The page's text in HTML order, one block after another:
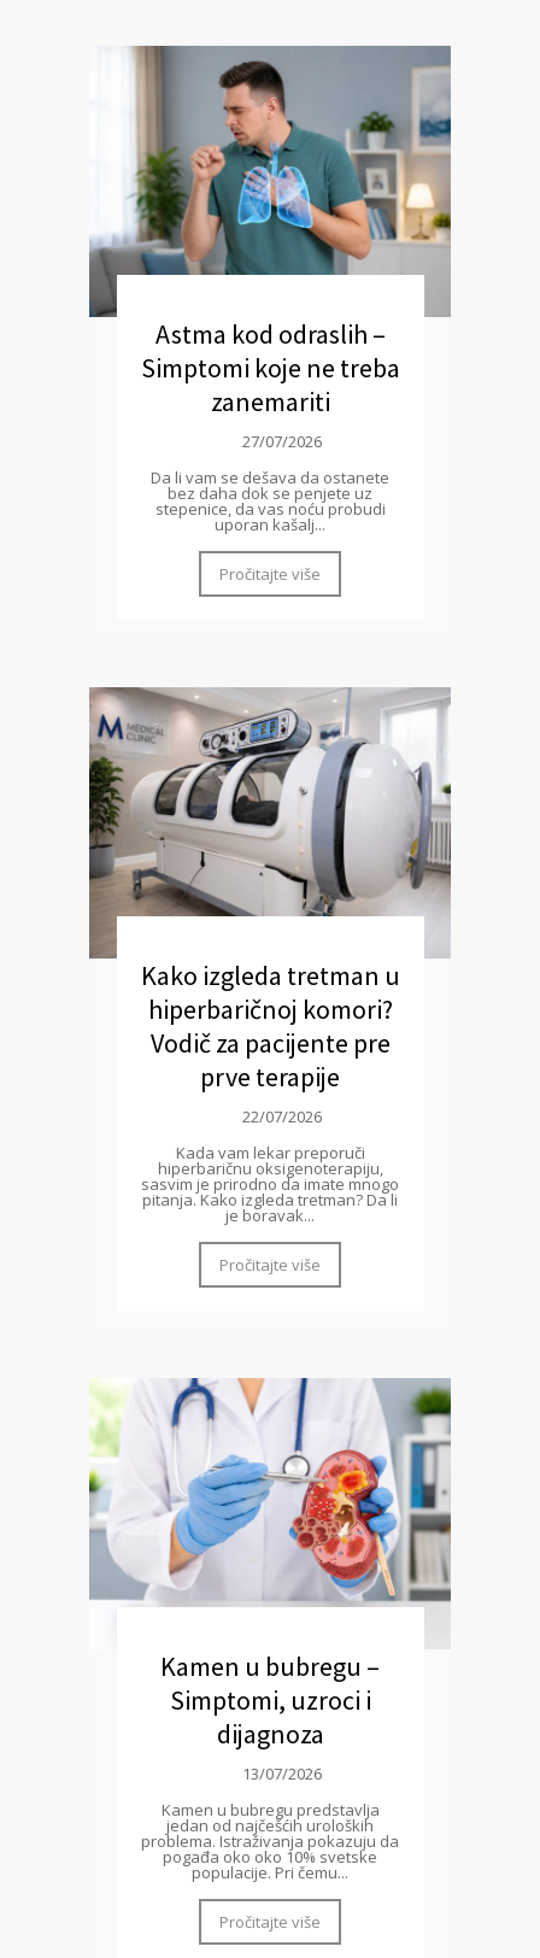
Astma kod odraslih –
Simptomi koje ne treba
zanemariti
27/07/2026
Da li vam se dešava da ostanete
bez daha dok se penjete uz
stepenice, da vas noću probudi
uporan kašalj...
Pročitajte više
Kako izgleda tretman u
hiperbaričnoj komori?
Vodič za pacijente pre
prve terapije
22/07/2026
Kada vam lekar preporuči
hiperbaričnu oksigenoterapiju,
sasvim je prirodno da imate mnogo
pitanja. Kako izgleda tretman? Da li
je boravak...
Pročitajte više
Kamen u bubregu –
Simptomi, uzroci i
dijagnoza
13/07/2026
Kamen u bubregu predstavlja
jedan od najčešćih uroloških
problema. Istraživanja pokazuju da
pogađa oko oko 10% svetske
populacije. Pri čemu...
Pročitajte više